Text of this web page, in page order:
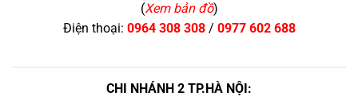
(Xem bản đồ)
Điện thoại: 0964 308 308/ 0977 602 688
CHI NHÁNH 2 TP.HÀ NỘI: